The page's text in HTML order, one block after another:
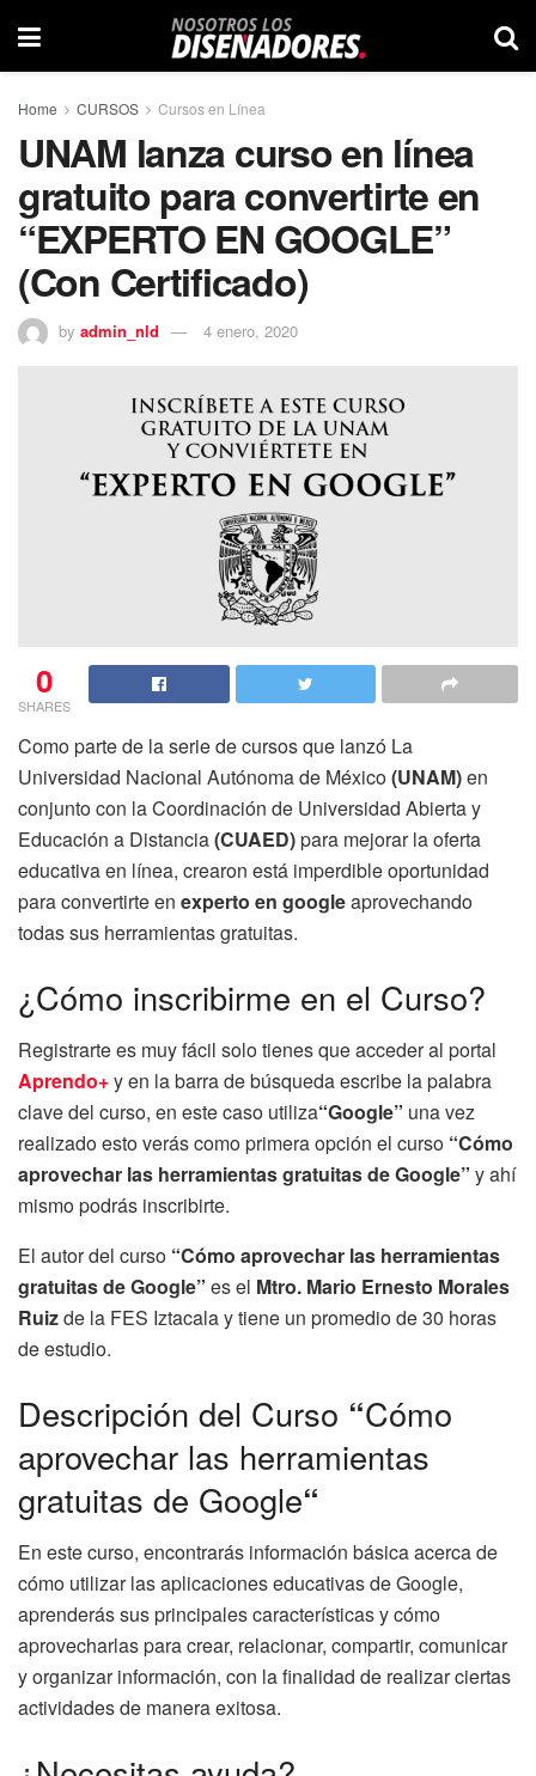
Home CURSOS Cursos en Línea
UNAM lanza curso en línea
gratuito para convertirte en
“EXPERTO EN GOOGLE”
(Con Certificado)
by admin_nld 4 enero, 2020
0
SHARES
Como parte de la serie de cursos que lanzó La
Universidad Nacional Autónoma de México(UNAM)en
conjunto con la Coordinación de Universidad Abierta y
Educación a Distancia(CUAED)para mejorar la oferta
educativa en línea, crearon está imperdible oportunidad
para convertirte en experto en googleaprovechando
todas sus herramientas gratuitas.
¿Cómo inscribirme en el Curso?
Registrarte es muy fácil solo tienes que acceder al portal
Aprendo+y en la barra de búsqueda escribe la palabra
clave del curso, en este caso utiliza“Google” una vez
realizado esto verás como primera opción el curso “Cómo
aprovechar las herramientas gratuitas de Google” y ahí
mismo podrás inscribirte.
El autor del curso “Cómo aprovechar las herramientas
gratuitas de Google” es el Mtro. Mario Ernesto Morales
Ruizde la FES Iztacala y tiene un promedio de 30 horas
de estudio.
Descripción del Curso “Cómo
aprovechar las herramientas
gratuitas de Google“
En este curso, encontrarás información básica acerca de
cómo utilizar las aplicaciones educativas de Google,
aprenderás sus principales características y cómo
aprovecharlas para crear, relacionar, compartir, comunicar
y organizar información, con la finalidad de realizar ciertas
actividades de manera exitosa.